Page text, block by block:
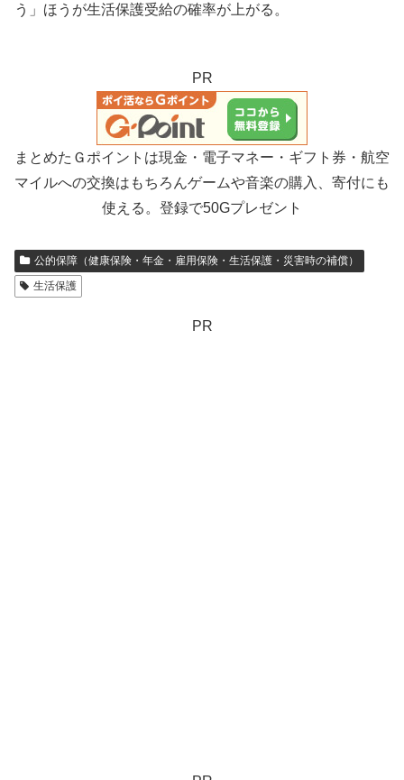
う」ほうが生活保護受給の確率が上がる。
PR
まとめたＧポイントは現金・電子マネー・ギフト券・航空
マイルへの交換はもちろんゲームや音楽の購入、寄付にも
使える。登録で50Gプレゼント
公的保障（健康保険・年金・雇用保険・生活保護・災害時の補償）
生活保護
PR